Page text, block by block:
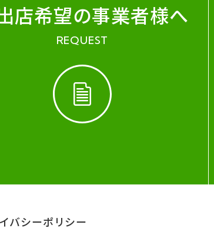
店希望の事業者様へ
REQUEST
バシーポリシー